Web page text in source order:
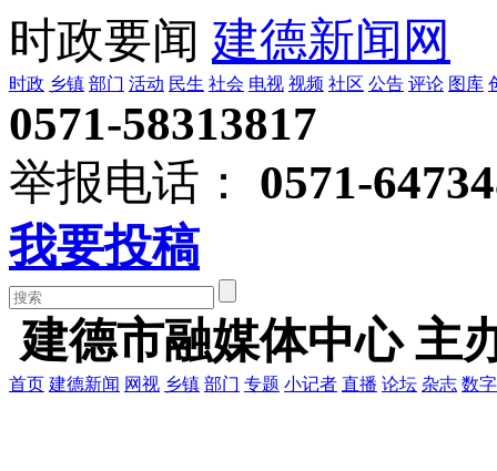
时政要闻 建德新闻网
时政 乡镇 部门 活动 民生 社会 电视 视频 社区 公告 评论 图库
0571-58313817
举报电话：
0571-
我要投稿
建德市融媒体中心 主
首页 建德新闻 网视 乡镇 部门 专题 小记者 直播 论坛 杂志 数